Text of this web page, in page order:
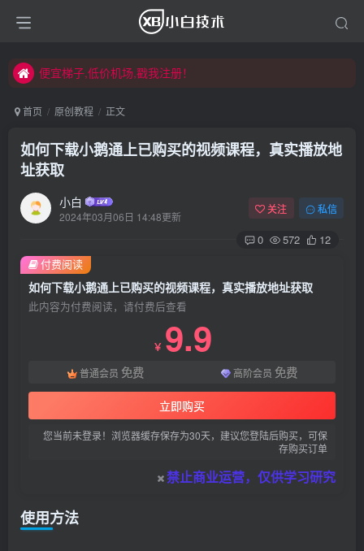
便宜梯子,低价机场,戳我注册！
便宜梯子,低价机场,戳我注册！
首页 原创教程 正文
如何下载小鹅通上已购买的视频课程，真实播放地
址获取
小白
2024年03月06日 14:48更新
关注 私信
0 572 12
如何下载小鹅通上已购买的视频课程，真实播放地址获取
此内容为付费阅读，请付费后查看
￥ 9.9
普通会员 免费 高阶会员 免费
立即购买
您当前未登录！浏览器缓存保存为30天，建议您登陆后购买，可保
存购买订单
禁止商业运营，仅供学习研究
付费阅读
使用方法